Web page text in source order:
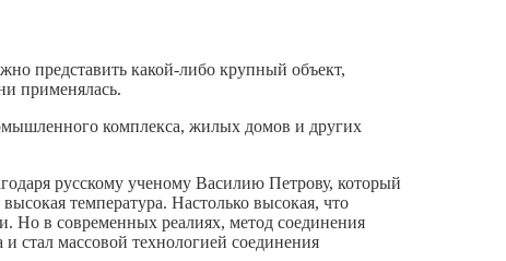
представить какой-либо крупный объект,
применялась.
комплекса, жилых домов и других
русскому ученому Василию Петрову, который
температура. Настолько высокая, что
Но в современных реалиях, метод соединения
стал массовой технологией соединения